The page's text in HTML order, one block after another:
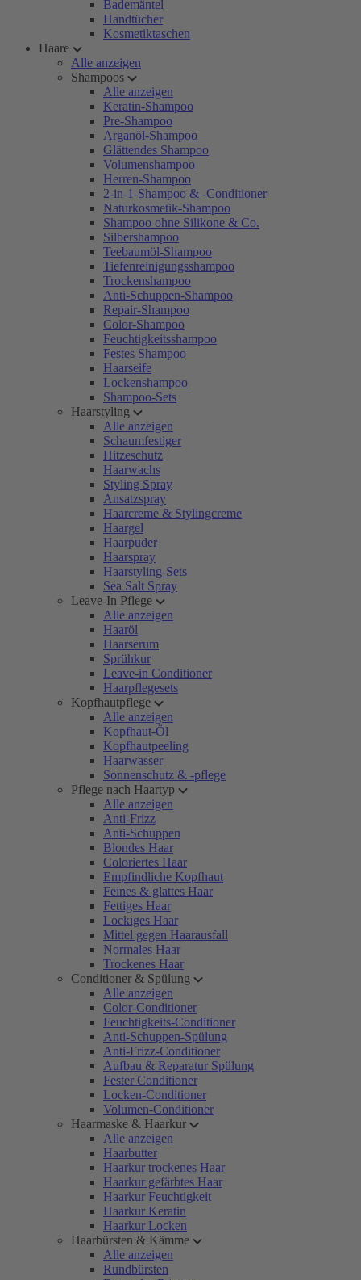
Bademäntel
Handtücher
Kosmetiktaschen
Haare
Alle anzeigen
Shampoos
Alle anzeigen
Keratin-Shampoo
Pre-Shampoo
Arganöl-Shampoo
Glättendes Shampoo
Volumenshampoo
Herren-Shampoo
2-in-1-Shampoo & -Conditioner
Naturkosmetik-Shampoo
Shampoo ohne Silikone & Co.
Silbershampoo
Teebaumöl-Shampoo
Tiefenreinigungsshampoo
Trockenshampoo
Anti-Schuppen-Shampoo
Repair-Shampoo
Color-Shampoo
Feuchtigkeitsshampoo
Festes Shampoo
Haarseife
Lockenshampoo
Shampoo-Sets
Haarstyling
Alle anzeigen
Schaumfestiger
Hitzeschutz
Haarwachs
Styling Spray
Ansatzspray
Haarcreme & Stylingcreme
Haargel
Haarpuder
Haarspray
Haarstyling-Sets
Sea Salt Spray
Leave-In Pflege
Alle anzeigen
Haaröl
Haarserum
Sprühkur
Leave-in Conditioner
Haarpflegesets
Kopfhautpflege
Alle anzeigen
Kopfhaut-Öl
Kopfhautpeeling
Haarwasser
Sonnenschutz & -pflege
Pflege nach Haartyp
Alle anzeigen
Anti-Frizz
Anti-Schuppen
Blondes Haar
Coloriertes Haar
Empfindliche Kopfhaut
Feines & glattes Haar
Fettiges Haar
Lockiges Haar
Mittel gegen Haarausfall
Normales Haar
Trockenes Haar
Conditioner & Spülung
Alle anzeigen
Color-Conditioner
Feuchtigkeits-Conditioner
Anti-Schuppen-Spülung
Anti-Frizz-Conditioner
Aufbau & Reparatur Spülung
Fester Conditioner
Locken-Conditioner
Volumen-Conditioner
Haarmaske & Haarkur
Alle anzeigen
Haarbutter
Haarkur trockenes Haar
Haarkur gefärbtes Haar
Haarkur Feuchtigkeit
Haarkur Keratin
Haarkur Locken
Haarbürsten & Kämme
Alle anzeigen
Rundbürsten